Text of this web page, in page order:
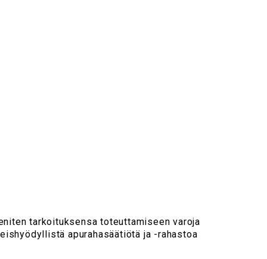
tarkoituksensa toteuttamiseen varoja
apurahasäätiötä ja -rahastoa